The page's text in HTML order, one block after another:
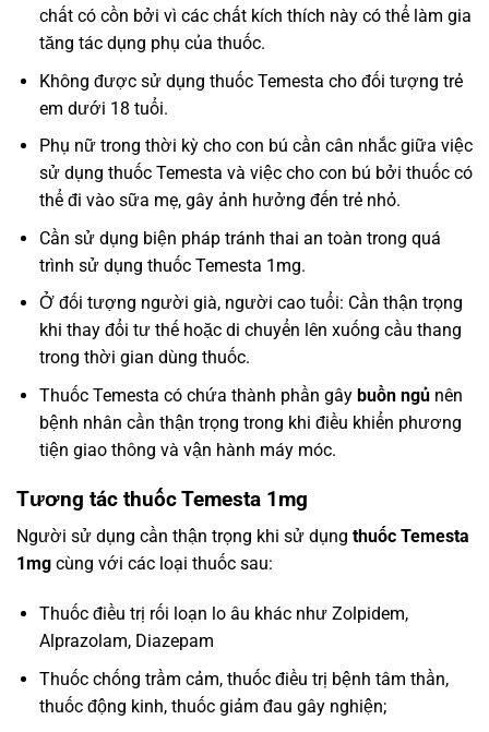
chất có cồn bởi vì các chất kích thích này có thể làm gia
tăng tác dụng phụ của thuốc.
Không được sử dụng thuốc Temesta cho đối tượng trẻ
em dưới 18 tuổi.
Phụ nữ trong thời kỳ cho con bú cần cân nhắc giữa việc
sử dụng thuốc Temesta và việc cho con bú bởi thuốc có
thể đi vào sữa mẹ, gây ảnh hưởng đến trẻ nhỏ.
Cần sử dụng biện pháp tránh thai an toàn trong quá
trình sử dụng thuốc Temesta 1mg.
Ở đối tượng người già, người cao tuổi: Cần thận trọng
khi thay đổi tư thế hoặc di chuyển lên xuống cầu thang
trong thời gian dùng thuốc.
Thuốc Temesta có chứa thành phần gây buồn ngủnên
bệnh nhân cần thận trọng trong khi điều khiển phương
tiện giao thông và vận hành máy móc.
Tương tác thuốc Temesta 1mg
Người sử dụng cần thận trọng khi sử dụng thuốc Temesta
1mg cùng với các loại thuốc sau:
Thuốc điều trị rối loạn lo âu khác như Zolpidem,
Alprazolam, Diazepam
Thuốc chống trầm cảm, thuốc điều trị bệnh tâm thần,
thuốc động kinh, thuốc giảm đau gây nghiện;